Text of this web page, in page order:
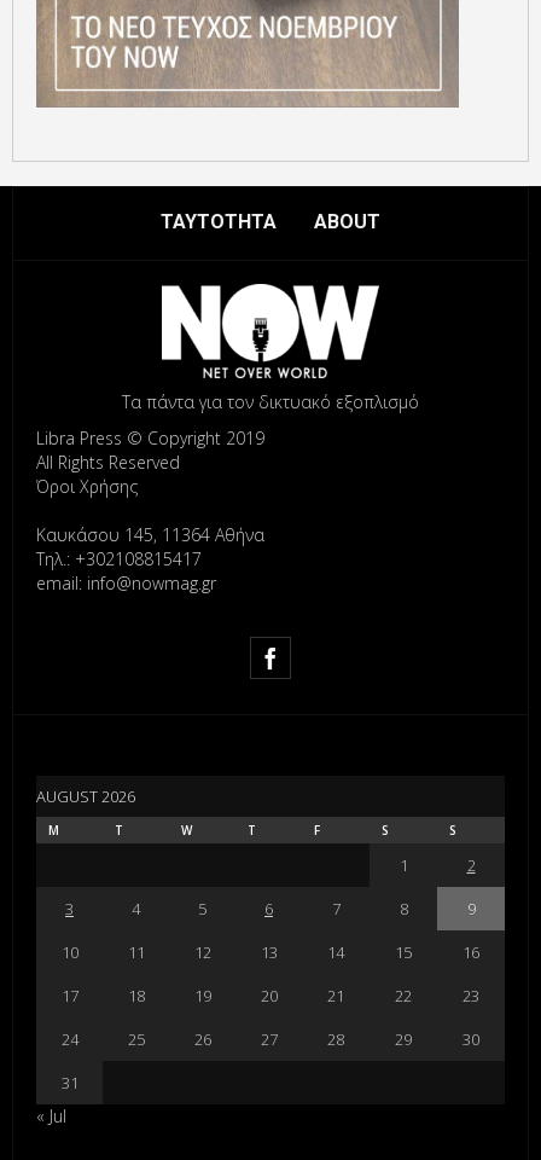
ΤΑΥΤΟΤΗΤΑ ABOUT
Τα πάντα για τον δικτυακό εξοπλισμό
Libra Press © Copyright 2019
All Rights Reserved
Όροι Χρήσης
Καυκάσου 145, 11364 Αθήνα
Τηλ.: +302108815417
email: info@nowmag.gr
AUGUST 2026
M T W T F S S
1
2
3
4 5 6 7 8
9
10
11 12 13 14 15
16
17
18 19 20 21 22
23
24
25 26 27 28 29
30
31
« Jul